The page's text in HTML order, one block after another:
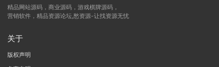
精品网站源码，商业源码，游戏棋牌源码，
营销软件，精品资源论坛,愁资源-让找资源无忧
关于
版权声明